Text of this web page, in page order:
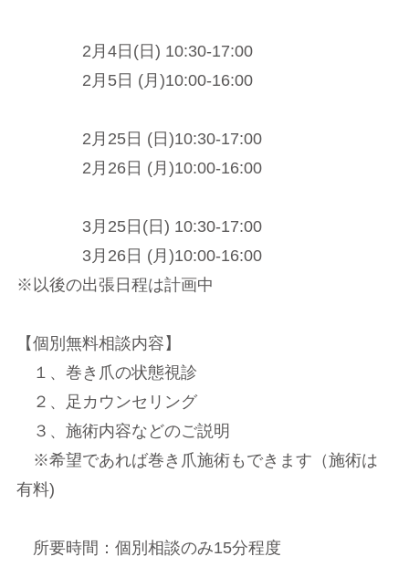
2月4日(日) 10:30-17:00
2月5日 (月)10:00-16:00
2月25日 (日)10:30-17:00
2月26日 (月)10:00-16:00
3月25日(日) 10:30-17:00
3月26日 (月)10:00-16:00
※以後の出張日程は計画中
【個別無料相談内容】
１、巻き爪の状態視診
２、足カウンセリング
３、施術内容などのご説明
※希望であれば巻き爪施術もできます（施術は
有料)
所要時間：個別相談のみ15分程度